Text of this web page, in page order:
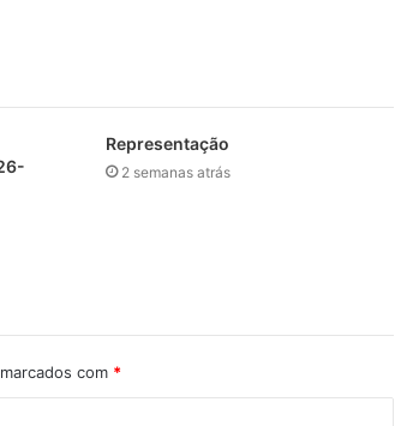
Representação
2 semanas atrás
com *